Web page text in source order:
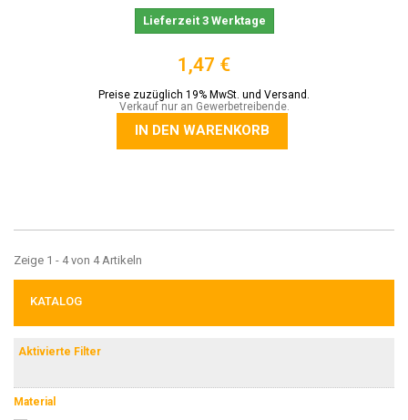
Lieferzeit 3 Werktage
1,47 €
Preise zuzüglich 19% MwSt. und Versand.
Verkauf nur an Gewerbetreibende.
IN DEN WARENKORB
Zeige 1 - 4 von 4 Artikeln
KATALOG
Aktivierte Filter
Material